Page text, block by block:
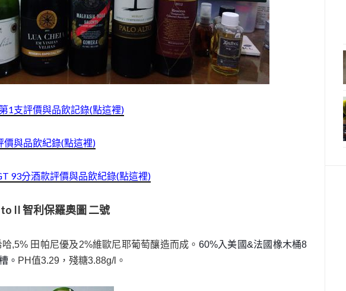
1支評價與品飲記錄(點這裡)
價與品飲紀錄(點這裡)
93分酒款評價與品飲紀錄(點這裡)
II 智利保羅奧圖 二號
,5% 田帕尼優及2%維歐尼耶葡萄釀造而成。 60%入美國&法國橡木桶8
。 PH值3.29，殘糖3.88g/l。